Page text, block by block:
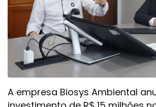
A empresa Biosys Ambiental